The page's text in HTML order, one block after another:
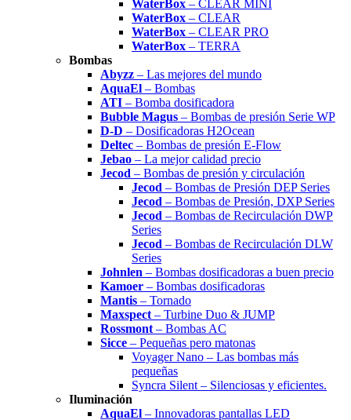
WaterBox – CLEAR MINI
WaterBox – CLEAR
WaterBox – CLEAR PRO
WaterBox – TERRA
Bombas
Abyzz – Las mejores del mundo
AquaEl – Bombas
ATI – Bomba dosificadora
Bubble Magus – Bombas de presión Serie WP
D-D – Dosificadoras H2Ocean
Deltec – Bombas de presión E-Flow
Jebao – La mejor calidad precio
Jecod – Bombas de presión y circulación
Jecod – Bombas de Presión DEP Series
Jecod – Bombas de Presión, DXP Series
Jecod – Bombas de Recirculación DWP
Series
Jecod – Bombas de Recirculación DLW
Series
Johnlen – Bombas dosificadoras a buen precio
Kamoer – Bombas dosificadoras
Mantis – Tornado
Maxspect – Turbine Duo & JUMP
Rossmont – Bombas AC
Sicce – Pequeñas pero matonas
Voyager Nano – Las bombas más
pequeñas
Syncra Silent – Silenciosas y eficientes.
Iluminación
AquaEl – Innovadoras pantallas LED